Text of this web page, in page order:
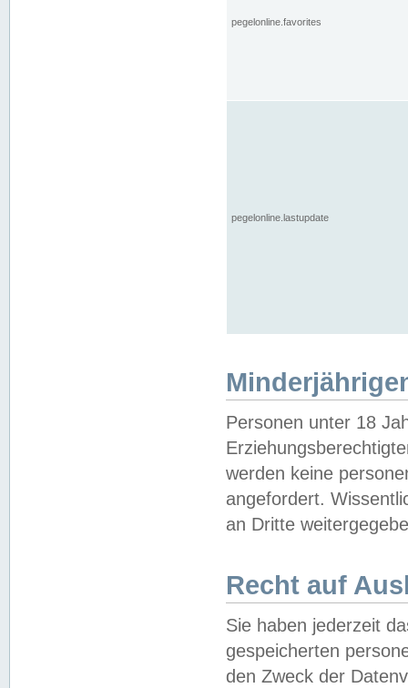
pegelonline.favorites
pegelonline.lastupdate
Personen unter 18
werden keine
angefordert.
an Dritte
Recht auf
Sie haben jederzeit
gespeicherten
den Zweck der